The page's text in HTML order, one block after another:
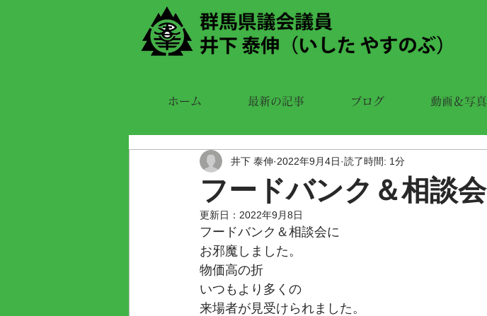
ホーム 最新の記事 ブログ 動画＆写真
フードバンク＆相談会
井下 泰伸 2022年9月4日 読了時間: 1分
更新日： 2022年9月8日
フードバンク＆相談会に
お邪魔しました。
物価高の折
いつもより多くの
来場者が見受けられました。